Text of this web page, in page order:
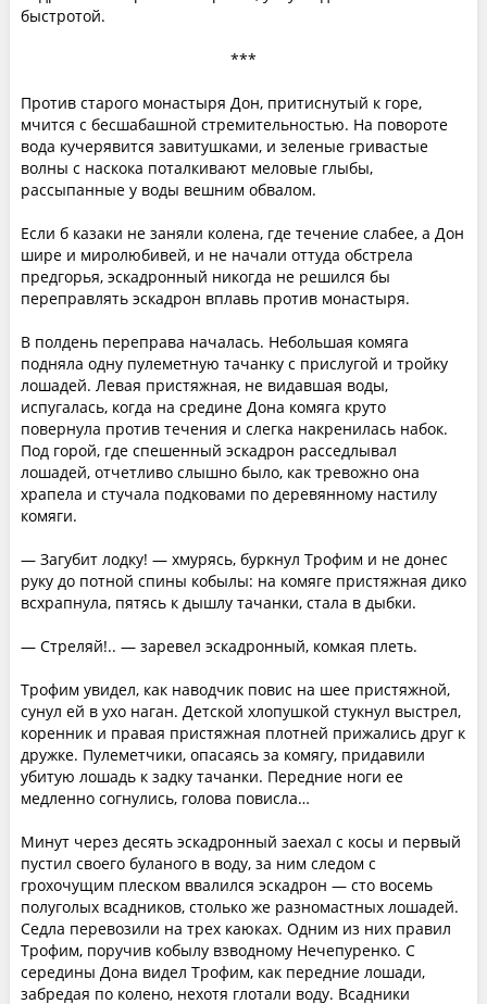
быстротой.
***
Против старого монастыря Дон, притиснутый к горе,
мчится с бесшабашной стремительностью. На повороте
вода кучерявится завитушками, и зеленые гривастые
волны с наскока поталкивают меловые глыбы,
рассыпанные у воды вешним обвалом.
Если б казаки не заняли колена, где течение слабее, а Дон
шире и миролюбивей, и не начали оттуда обстрела
предгорья, эскадронный никогда не решился бы
переправлять эскадрон вплавь против монастыря.
В полдень переправа началась. Небольшая комяга
подняла одну пулеметную тачанку с прислугой и тройку
лошадей. Левая пристяжная, не видавшая воды,
испугалась, когда на средине Дона комяга круто
повернула против течения и слегка накренилась набок.
Под горой, где спешенный эскадрон расседлывал
лошадей, отчетливо слышно было, как тревожно она
храпела и стучала подковами по деревянному настилу
комяги.
— Загубит лодку! — хмурясь, буркнул Трофим и не донес
руку до потной спины кобылы: на комяге пристяжная дико
всхрапнула, пятясь к дышлу тачанки, стала в дыбки.
— Стреляй!.. — заревел эскадронный, комкая плеть.
Трофим увидел, как наводчик повис на шее пристяжной,
сунул ей в ухо наган. Детской хлопушкой стукнул выстрел,
коренник и правая пристяжная плотней прижались друг к
дружке. Пулеметчики, опасаясь за комягу, придавили
убитую лошадь к задку тачанки. Передние ноги ее
медленно согнулись, голова повисла…
Минут через десять эскадронный заехал с косы и первый
пустил своего буланого в воду, за ним следом с
грохочущим плеском ввалился эскадрон — сто восемь
полуголых всадников, столько же разномастных лошадей.
Седла перевозили на трех каюках. Одним из них правил
Трофим, поручив кобылу взводному Нечепуренко. С
середины Дона видел Трофим, как передние лошади,
забредая по колено, нехотя глотали воду. Всадники